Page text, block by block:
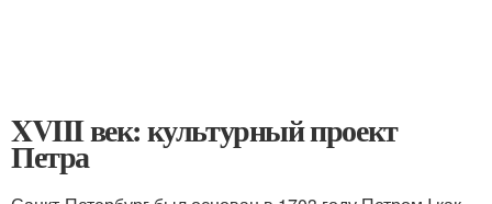
XVIII век: культурный проект
Петра